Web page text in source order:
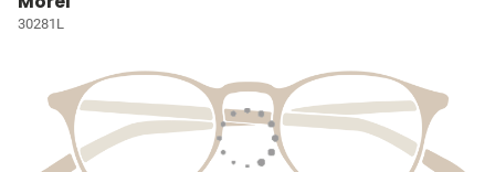
30281L